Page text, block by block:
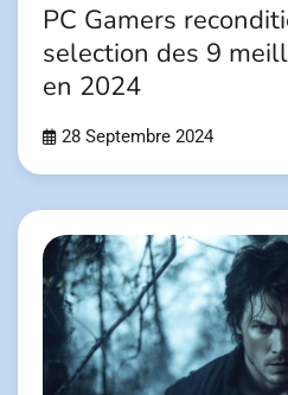
PC Gamers
selection des 9
en 2024
28 Septembre 2024